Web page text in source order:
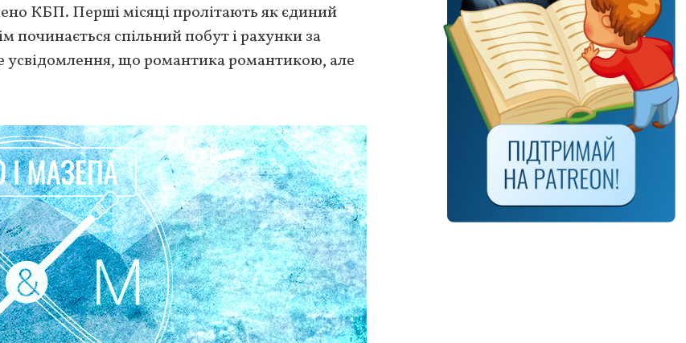
КБП. Перші місяці пролітають як єдиний
починається спільний побут і рахунки за
усвідомлення, що романтика романтикою, але